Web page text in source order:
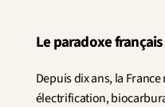
Le paradoxe français
Depuis dix ans, la
électrification,